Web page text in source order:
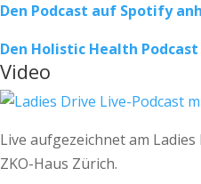
Den Podcast auf Spotify
Den Holistic Health
Video
Live aufgezeichnet am
ZKO-Haus Zürich.